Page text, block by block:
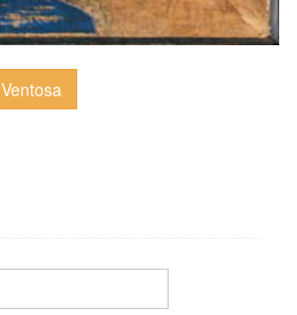
Ventosa